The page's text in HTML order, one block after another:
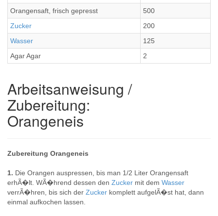
Orangensaft, frisch gepresst
500
Zucker
200
Wasser
125
Agar Agar
2
Arbeitsanweisung /
Zubereitung:
Orangeneis
Zubereitung Orangeneis
1. Die Orangen auspressen, bis man 1/2 Liter Orangensaft
erhÃ�lt. WÃ�hrend dessen den Zucker mit dem Wasser
verrÃ�hren, bis sich der Zucker komplett aufgelÃ�st hat, dann
einmal aufkochen lassen.